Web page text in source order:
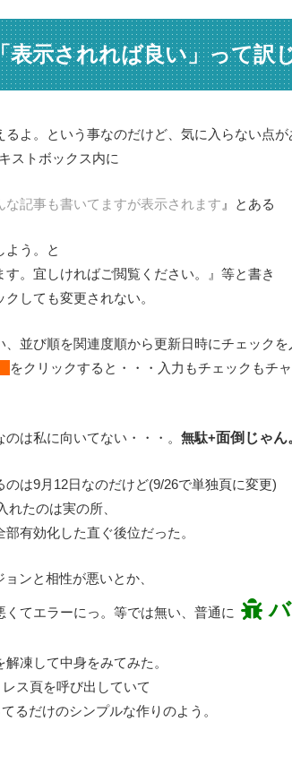
表示されれば良い」って訳
よ。という事なのだけど、気に入らない点が
ストボックス内に
記事も書いてますが表示されます 』とある
よう。と
す。宜しければご閲覧ください。』等と書き
しても変更されない。
、並び順を関連度順から更新日時にチェックを
をクリックすると・・・入力もチェックもチ
は私に向いてない・・・。 無駄+面倒じゃん
は9月12日なのだけど(9/26で単独頁に変更)
れたのは実の所、
有効化した直ぐ後位だった。
ンと相性が悪いとか、
てエラーにっ。等では無い、普通に
凍して中身をみてみた。
ス頁を呼び出していて
るだけのシンプルな作りのよう。